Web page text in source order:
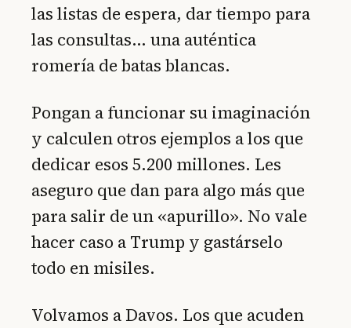
las listas de espera, dar tiempo para
las consultas… una auténtica
romería de batas blancas.
Pongan a funcionar su imaginación
y calculen otros ejemplos a los que
dedicar esos 5.200 millones. Les
aseguro que dan para algo más que
para salir de un «apurillo». No vale
hacer caso a Trump y gastárselo
todo en misiles.
Volvamos a Davos. Los que acuden